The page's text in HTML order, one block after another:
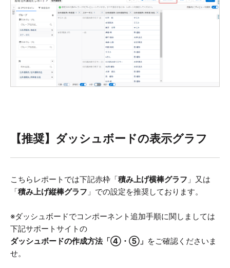
【推奨】ダッシュボードの表示グラフ
こちらレポートでは下記赤枠「積み上げ横棒グラフ 」又は
「積み上げ縦棒グラフ 」での設定を推奨しております。
※ダッシュボードでコンポーネント追加手順に関しましては
下記サポートサイトの
ダッシュボードの作成方法「④・⑤」 をご確認くださいま
せ。